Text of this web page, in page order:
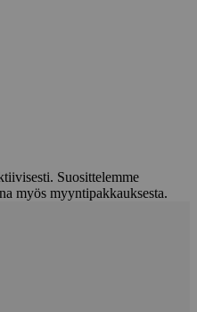
Suosittelemme
myös myyntipakkauksesta.